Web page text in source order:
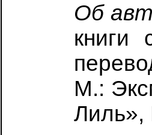
Об
книги
М.:
Лиль»,